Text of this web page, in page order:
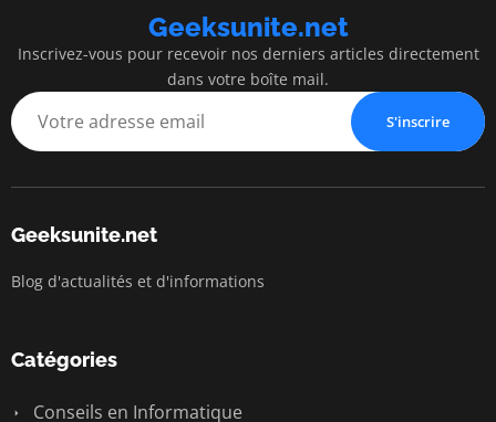
Geeksunite.net
Inscrivez-vous pour recevoir nos derniers articles directement
dans votre boîte mail.
S'inscrire
Geeksunite.net
Blog d'actualités et d'informations
Catégories
Conseils en Informatique